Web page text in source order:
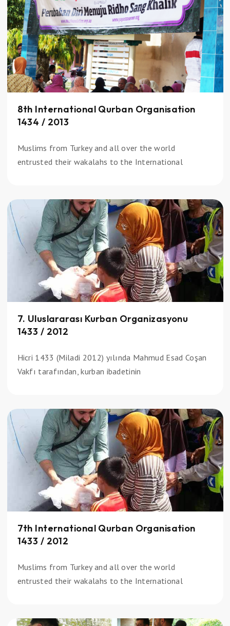
8th International Qurban Organisation
1434 / 2013
Muslims from Turkey and all over the world
entrusted their wakalahs to the International
7. Uluslararası Kurban Organizasyonu
1433 / 2012
Hicri 1433 (Miladi 2012) yılında Mahmud Esad Coşan
Vakfı tarafından, kurban ibadetinin
7th International Qurban Organisation
1433 / 2012
Muslims from Turkey and all over the world
entrusted their wakalahs to the International